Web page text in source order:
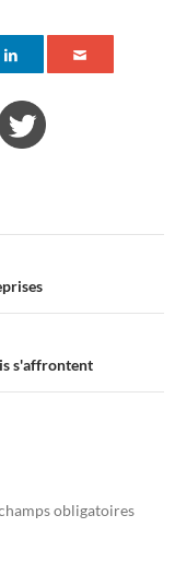
s'affrontent
obligatoires